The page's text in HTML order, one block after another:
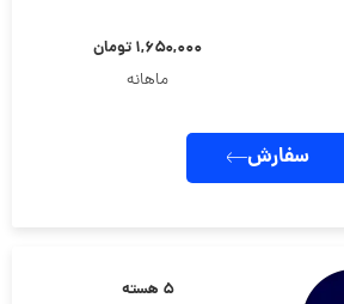
۱,۶۵۰,۰۰۰ تومان
ماهانه
سفارش
۵ هسته